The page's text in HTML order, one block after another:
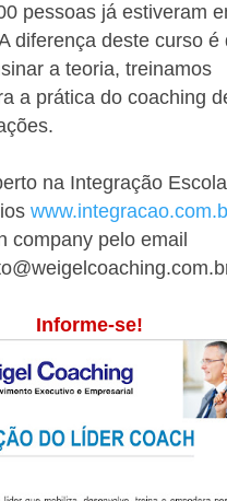
pessoas já estiveram
diferença deste curso é
a teoria, treinamos
a prática do coaching
na Integração
company pelo email
Informe-se!